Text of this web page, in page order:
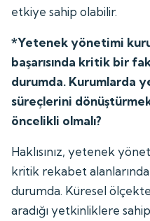
etkiye sahip olabilir.
*Yetenek yönetimi
başarısında kritik bir
durumda. Kurumlarda
süreçlerini
öncelikli olmalı?
Haklısınız, yetenek
kritik rekabet
durumda. Küresel
aradığı yetkinliklere